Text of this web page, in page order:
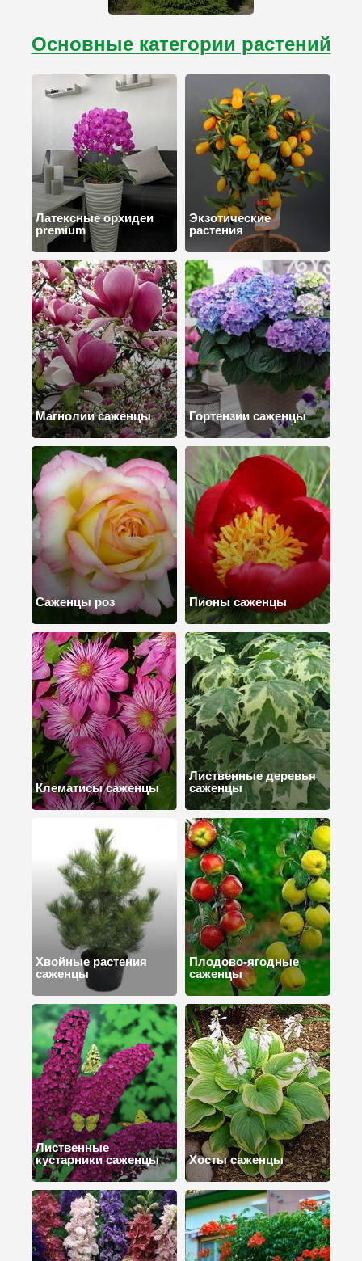
Основные категории растений
Латексные орхидеи
premium
Экзотические
растения
Магнолии саженцы Гортензии саженцы
Саженцы роз Пионы саженцы
Клематисы саженцы
Лиственные деревья
саженцы
Хвойные растения
саженцы
Плодово-ягодные
саженцы
Лиственные
кустарники саженцы
Хосты саженцы